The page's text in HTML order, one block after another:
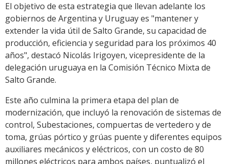
El objetivo de esta estrategia que llevan adelante los
gobiernos de Argentina y Uruguay es "mantener y
extender la vida útil de Salto Grande, su capacidad de
producción, eficiencia y seguridad para los próximos 40
años", destacó Nicolás Irigoyen, vicepresidente de la
delegación uruguaya en la Comisión Técnico Mixta de
Salto Grande.
Este año culmina la primera etapa del plan de
modernización, que incluyó la renovación de sistemas de
control, Subestaciones, compuertas de vertedero y de
toma, grúas pórtico y grúas puente y diferentes equipos
auxiliares mecánicos y eléctricos, con un costo de 80
millones eléctricos para ambos países, puntualizó el